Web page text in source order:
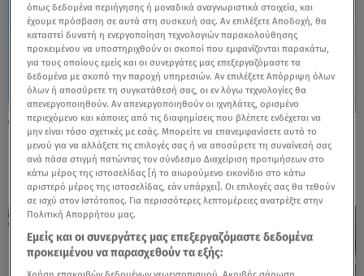
06.08.26, 19:17
Κυψέλη: «Βιώνουμε βαθιά οδύνη» - Τι λέει
η οικογένεια της Λίζα
όπως δεδομένα περιήγησης ή μοναδικά αναγνωριστικά στοιχεία, και
έχουμε πρόσβαση σε αυτά στη συσκευή σας. Αν επιλέξετε Αποδοχή, θα
καταστεί δυνατή η ενεργοποίηση τεχνολογιών παρακολούθησης
προκειμένου να υποστηριχθούν οι σκοποί που εμφανίζονται παρακάτω,
για τους οποίους εμείς και οι συνεργάτες μας επεξεργαζόμαστε τα
δεδομένα με σκοπό την παροχή υπηρεσιών. Αν επιλέξετε Απόρριψη όλων
όλων ή αποσύρετε τη συγκατάθεσή σας, οι εν λόγω τεχνολογίες θα
απενεργοποιηθούν. Αν απενεργοποιηθούν οι ιχνηλάτες, ορισμένο
περιεχόμενο και κάποιες από τις διαφημίσεις που βλέπετε ενδέχεται να
μην είναι τόσο σχετικές με εσάς. Μπορείτε να επανεμφανίσετε αυτό το
μενού για να αλλάξετε τις επιλογές σας ή να αποσύρετε τη συναίνεσή σας
ανά πάσα στιγμή πατώντας τον σύνδεσμο Διαχείριση προτιμήσεων στο
κάτω μέρος της ιστοσελίδας [ή το αιωρούμενο εικονίδιο στο κάτω
αριστερό μέρος της ιστοσελίδας, εάν υπάρχει]. Οι επιλογές σας θα τεθούν
σε ισχύ στον Ιστότοπος. Για περισσότερες λεπτομέρειες ανατρέξτε στην
Πολιτική Απορρήτου μας.
Εμείς και οι συνεργάτες μας επεξεργαζόμαστε δεδομένα
προκειμένου να παρασχεθούν τα εξής: